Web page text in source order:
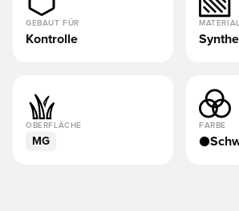
GEBAUT FÜR
Kontrolle
MATERIAL
OBERFLÄCHE
MG
FARBE